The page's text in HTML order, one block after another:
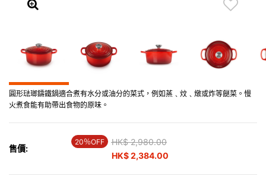
圓形琺瑯鑄鐵鍋適合煮有水分或油分的菜式，例如蒸﹑炆﹑燉或炸等餸菜。慢
火煮食能有助帶出食物的原味。
售價:
20％OFF Price reduced from
HK$ 2,980.00to
HK$ 2,384.00